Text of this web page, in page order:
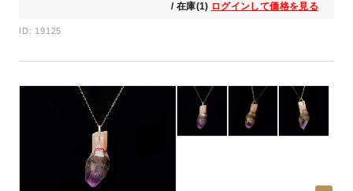
/ 在庫(1) ログインして価格を見る
ID: 19125